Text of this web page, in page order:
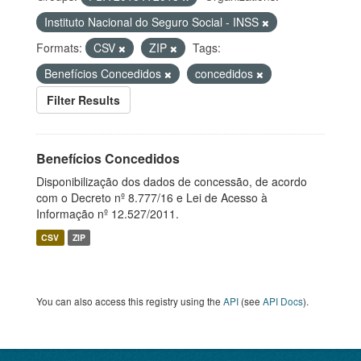
Instituto Nacional do Seguro Social - INSS
Formats:
CSV ZIP
Tags:
Benefícios Concedidos
concedidos
Filter Results
Benefícios Concedidos
Disponibilização dos dados de concessão, de acordo
com o Decreto nº 8.777/16 e Lei de Acesso à
Informação nº 12.527/2011.
CSV ZIP
You can also access this registry using the API (see API Docs).